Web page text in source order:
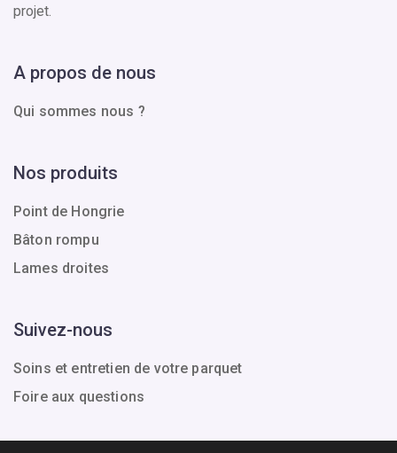
projet.
A propos de nous
Qui sommes nous ?
Nos produits
Point de Hongrie
Bâton rompu
Lames droites
Suivez-nous
Soins et entretien de votre parquet
Foire aux questions